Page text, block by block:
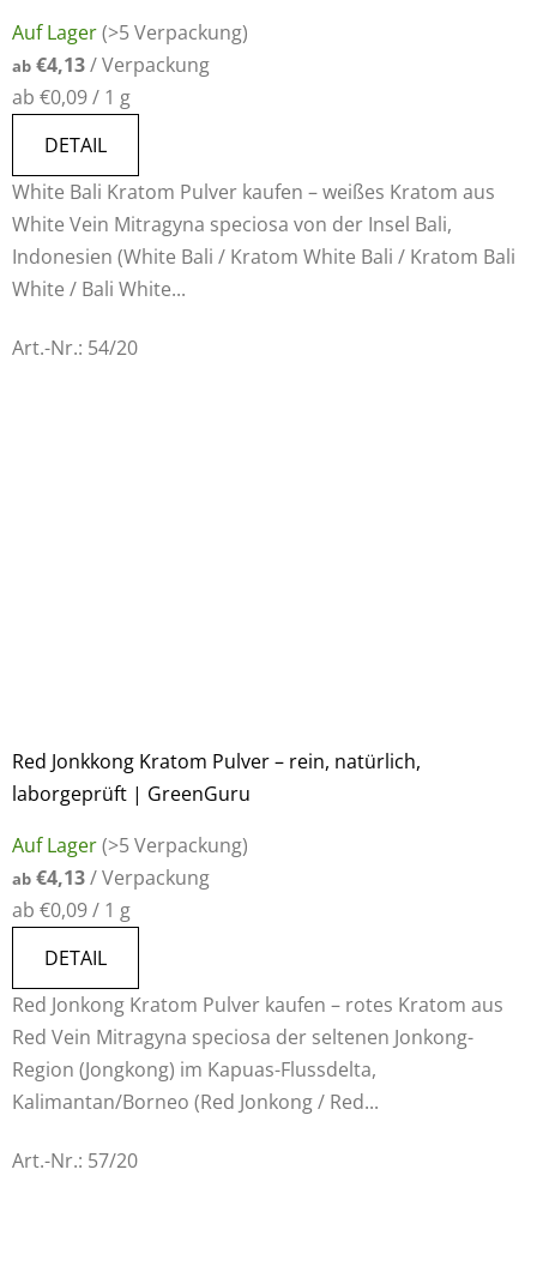
durchschnittliche
Produktbewertung
ist
von
5
Sternen.
Auf Lager(>5 Verpackung)
ab €4,13/ Verpackung
Verkaufspreis:
ab €0,09 / 1 g
DETAIL
White Bali Kratom Pulver kaufen – weißes Kratom aus
White Vein Mitragyna speciosa von der Insel Bali,
Indonesien (White Bali / Kratom White Bali / Kratom Bali
White / Bali White...
Art.-Nr.: 54/20
Red Jonkkong Kratom Pulver – rein, natürlich,
laborgeprüft | GreenGuru
Auf Lager(>5 Verpackung)
ab €4,13/ Verpackung
Verkaufspreis:
ab €0,09 / 1 g
DETAIL
Red Jonkong Kratom Pulver kaufen – rotes Kratom aus
Red Vein Mitragyna speciosa der seltenen Jonkong-
Region (Jongkong) im Kapuas-Flussdelta,
Kalimantan/Borneo (Red Jonkong / Red...
Art.-Nr.: 57/20